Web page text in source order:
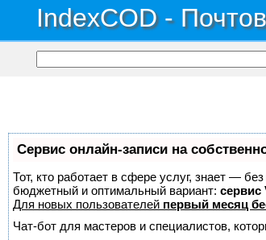
IndexCOD -
Сервис онлайн-записи на
Тот, кто работает в сфере услуг, знает —
бюджетный и оптимальный вариант: сервис
Для новых пользователей первый месяц
Чат-бот для мастеров и специалистов,